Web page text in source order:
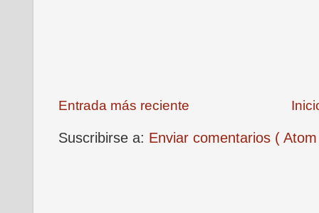
Entrada más reciente
Suscribirse a: Enviar comentarios (